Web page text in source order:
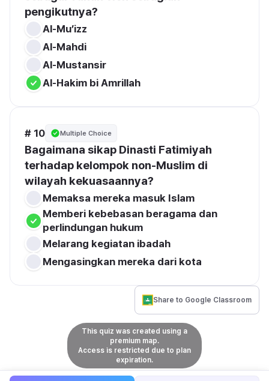
pengikutnya?
Al-Mu’izz
Al-Mahdi
Al-Mustansir
Al-Hakim bi Amrillah
# 10 Multiple Choice
Bagaimana sikap Dinasti Fatimiyah
terhadap kelompok non-Muslim di
wilayah kekuasaannya?
Memaksa mereka masuk Islam
Memberi kebebasan beragama dan
perlindungan hukum
Melarang kegiatan ibadah
Mengasingkan mereka dari kota
Share to Google Classroom
This quiz was created using a
premium map.
Access is restricted due to plan
expiration.